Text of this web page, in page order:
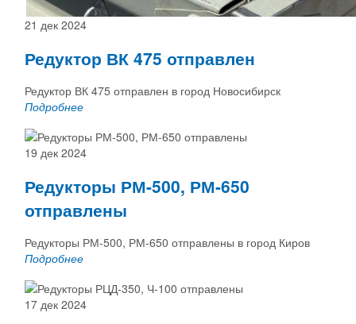
21 дек 2024
Редуктор ВК 475 отправлен
Редуктор ВК 475 отправлен в город Новосибирск
Подробнее
19 дек 2024
Редукторы РМ-500, РМ-650
отправлены
Редукторы РМ-500, РМ-650 отправлены в город Киров
Подробнее
17 дек 2024